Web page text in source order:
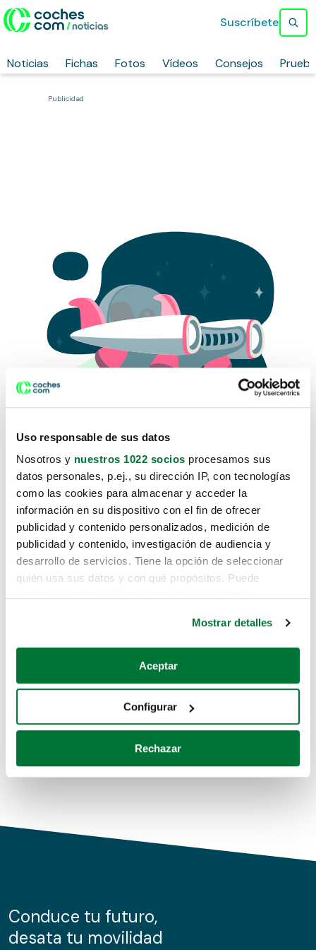
Uso responsable de sus datos
Nosotros y nuestros 1022 socios procesamos sus
datos personales, p.ej., su dirección IP, con tecnologías
como las cookies para almacenar y acceder la
información en su dispositivo con el fin de ofrecer
publicidad y contenido personalizados, medición de
publicidad y contenido, investigación de audiencia y
desarrollo de servicios. Tiene la opción de seleccionar
quién usa sus datos y con qué propósitos. Puede
Si lo permite, también quisiéramos:
Recopilar información sobre su ubicación geográfica
Identificar su dispositivo analizándolo activamente
para buscar características específicas (huellas
Obtenga más información sobre cómo se procesan sus
de cookies.
información sobre el uso que haga del sitio web con
nuestros partners de redes sociales, publicidad y análisis
Mostrar detalles
Aceptar
Configurar
Rechazar
Noticias Fichas Fotos Vídeos Consejos
Suscríbete
Publicidad
Lo sentimos, no sabemos como
te hemos traido hasta aquí.
Pero puedes encontrar el coche que estás
buscando en alguno de estos enlaces:
Coches de segunda mano
Coches de km0
Conduce tu futuro,
desata tu movilidad